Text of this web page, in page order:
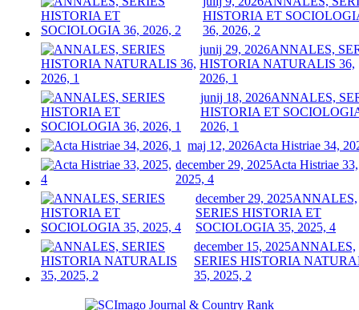
HISTORIA ET
36, 2026, 2
junij 29, 2026ANNALES,
HISTORIA NATURALIS 36,
2026, 1
junij 18, 2026ANNALES,
HISTORIA ET
2026, 1
maj 12, 2026Acta Histriae 34,
december 29, 2025Acta Histriae 33,
2025, 4
december 29, 2025ANNALES,
SERIES HISTORIA ET
SOCIOLOGIA 35, 2025, 4
december 15, 2025ANNALES,
SERIES HISTORIA
35, 2025, 2